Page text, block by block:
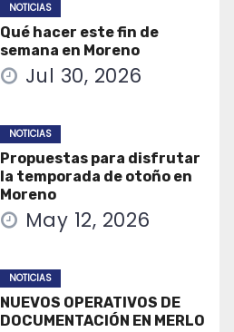
NOTICIAS
Qué hacer este fin de
semana en Moreno
Jul 30, 2026
NOTICIAS
Propuestas para disfrutar
la temporada de otoño en
Moreno
May 12, 2026
NOTICIAS
NUEVOS OPERATIVOS DE
DOCUMENTACIÓN EN MERLO